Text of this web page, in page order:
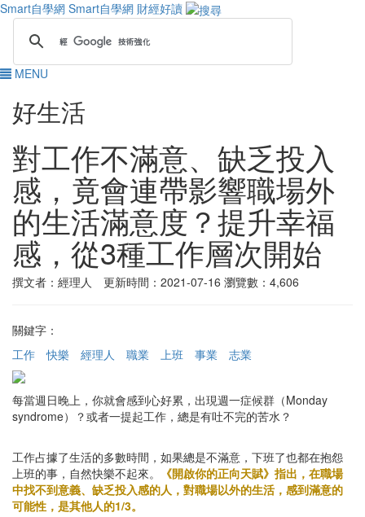
Smart自學網 Smart自學網 財經好讀
MENU
好生活
對工作不滿意、缺乏投入
感，竟會連帶影響職場外
的生活滿意度？提升幸福
感，從3種工作層次開始
撰文者：經理人 更新時間：2021-07-16 瀏覽數：4,606
關鍵字：
工作
快樂 經理人 職業 上班 事業 志業
每當週日晚上，你就會感到心好累，出現週一症候群（Monday
syndrome）？或者一提起工作，總是有吐不完的苦水？
工作占據了生活的多數時間，如果總是不滿意，下班了也都在抱怨
上班的事，自然快樂不起來。
《開啟你的正向天賦》指出，在職場
中找不到意義、缺乏投入感的人，對職場以外的生活，感到滿意的
可能性，是其他人的1/3。